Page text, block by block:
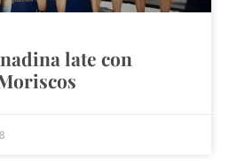
late con